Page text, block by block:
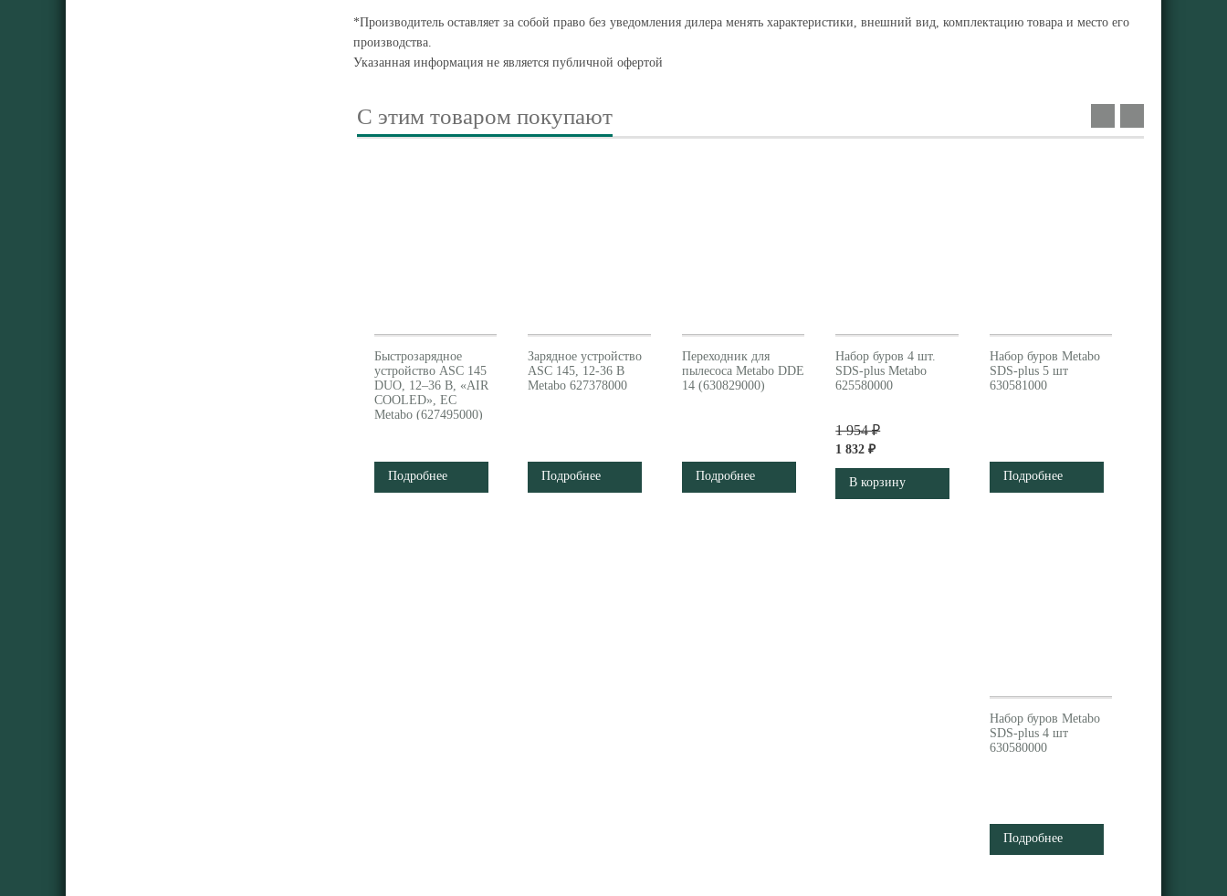
*Производитель оставляет за собой право без уведомления дилера менять характеристики, внешний вид, комплектацию товара и место его
производства.
Указанная информация не является публичной офертой
С этим товаром покупают
Быстрозарядное
устройство ASC 145
DUO, 12–36 В, «AIR
COOLED», ЕС
Metabo (627495000)
Подробнее
Зарядное устройство
ASC 145, 12-36 В
Metabo 627378000
Подробнее
Переходник для
пылесоса Metabo DDE
14 (630829000)
Подробнее
Набор буров 4 шт.
SDS-plus Metabo
625580000
1 954 ₽
1 832 ₽
В корзину
Набор буров Metabo
SDS-plus 5 шт
630581000
Подробнее
Набор буров Metabo
SDS-plus 4 шт
630580000
Подробнее